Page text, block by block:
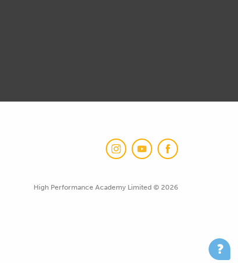
High Performance Academy Limited © 2026